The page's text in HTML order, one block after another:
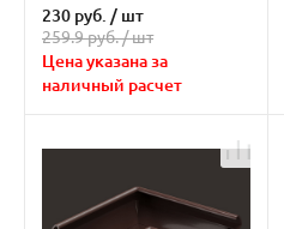
230 руб. / шт
259.9 руб. /шт
Цена указана за
наличный расчет